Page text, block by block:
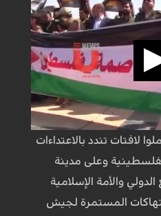
لافتات تندد بالاعتداءات
وعلى مدينة
والأمة الإسلامية
المستمرة لجيش